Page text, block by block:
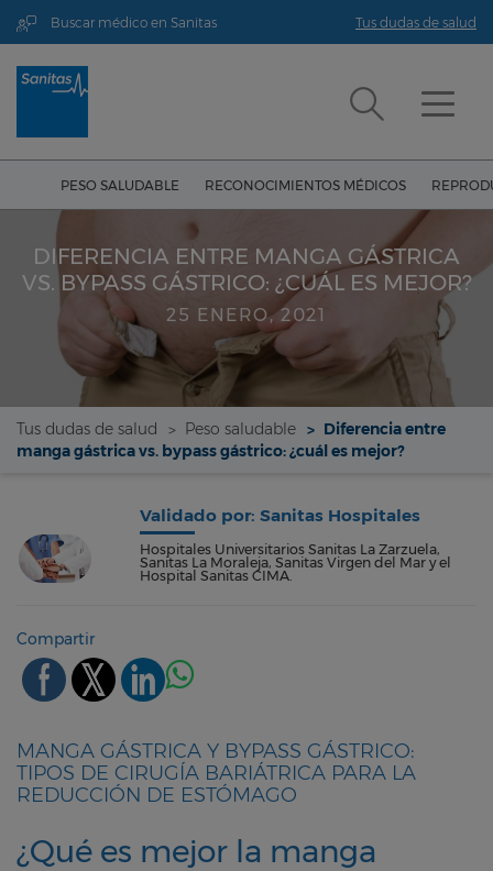
Buscar médico en Sanitas Tus dudas de salud
PESO SALUDABLE RECONOCIMIENTOS MÉDICOS
DIFERENCIA ENTRE MANGA GÁSTRICA
VS. BYPASS GÁSTRICO: ¿CUÁL ES MEJOR?
25 ENERO, 2021
Tus dudas de salud Peso saludable
Diferencia entre
manga gástrica vs. bypass gástrico: ¿cuál es mejor?
Validado por: Sanitas Hospitales
Hospitales Universitarios Sanitas La Zarzuela,
Sanitas La Moraleja, Sanitas Virgen del Mar y el
Hospital Sanitas CIMA.
Compartir
MANGA GÁSTRICA Y BYPASS GÁSTRICO:
TIPOS DE CIRUGÍA BARIÁTRICA PARA LA
REDUCCIÓN DE ESTÓMAGO
¿Qué es mejor la manga